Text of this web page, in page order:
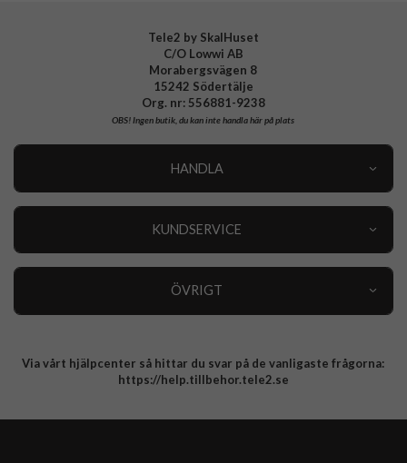
Tele2 by SkalHuset
C/O Lowwi AB
Morabergsvägen 8
15242 Södertälje
Org. nr: 556881-9238
OBS!Ingen butik, du kan inte handla här på plats
HANDLA
KUNDSERVICE
ÖVRIGT
Integritetspolicy
Via vårt hjälpcenter så hittar du svar på de vanligaste frågorna:
https://help.tillbehor.tele2.se